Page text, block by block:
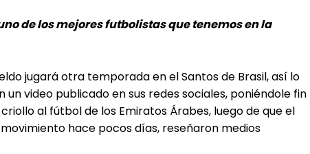
de los mejores futbolistas que tenemos en la
jugará otra temporada en el Santos de Brasil, así lo
video publicado en sus redes sociales, poniéndole fin
al fútbol de los Emiratos Árabes, luego de que el
hace pocos días, reseñaron medios